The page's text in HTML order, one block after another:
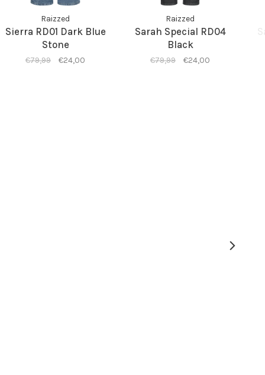
Raizzed
Sierra RD01 Dark Blue
Stone
€79,99 €24,00
Raizzed
Sarah Special RD04
Black
€79,99 €24,00